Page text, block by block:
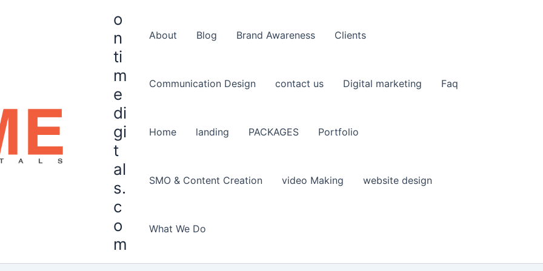
o
n
ti
m
e
di
gi
t
al
s.
c
o
m
About Blog Brand Awareness Clients
Communication Design contact us Digital marketing Faq
Home landing PACKAGES Portfolio
SMO & Content Creation video Making website design
What We Do